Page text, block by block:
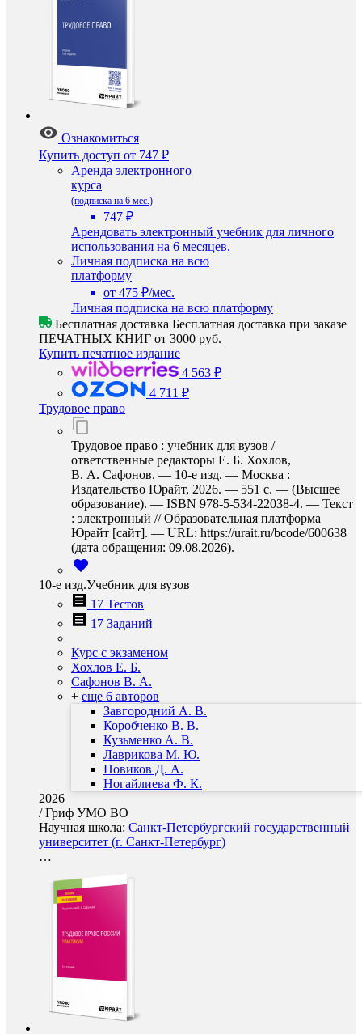
Ознакомиться
Купить доступ от 747 ₽
Аренда электронного
курса
(подписка на 6 мес.)
747 ₽
Арендовать электронный учебник для личного
использования на 6 месяцев.
Личная подписка на всю
платформу
от 475 ₽/мес.
Личная подписка на всю платформу
Бесплатная доставка Бесплатная доставка при заказе
ПЕЧАТНЫХ КНИГ от 3000 руб.
Купить печатное издание
4 563 ₽
4 711 ₽
Трудовое право
Трудовое право : учебник для вузов /
ответственные редакторы Е. Б. Хохлов,
В. А. Сафонов. — 10-е изд. — Москва :
Издательство Юрайт, 2026. — 551 с. — (Высшее
образование). — ISBN 978-5-534-22038-4. — Текст
: электронный // Образовательная платформа
Юрайт [сайт]. — URL: https://urait.ru/bcode/600638
(дата обращения: 09.08.2026).
10-е изд.Учебник для вузов
17 Тестов
17 Заданий
Курс с экзаменом
Хохлов Е. Б.
Сафонов В. А.
+ еще 6 авторов
Завгородний А. В.
Коробченко В. В.
Кузьменко А. В.
Лаврикова М. Ю.
Новиков Д. А.
Ногайлиева Ф. К.
2026
/Гриф УМО ВО
Научная школа: Санкт-Петербургский государственный
университет (г. Санкт-Петербург)
…